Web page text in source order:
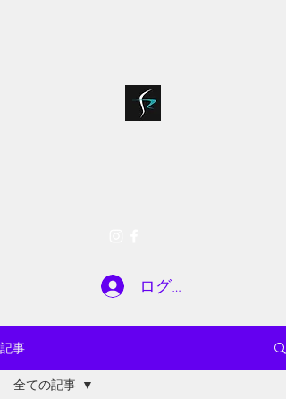
ログイン
記事
全ての記事